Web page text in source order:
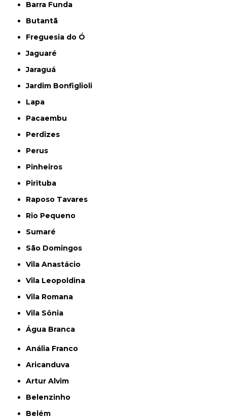
Barra Funda
Butantã
Freguesia do Ó
Jaguaré
Jaraguá
Jardim Bonfiglioli
Lapa
Pacaembu
Perdizes
Perus
Pinheiros
Pirituba
Raposo Tavares
Rio Pequeno
Sumaré
São Domingos
Vila Anastácio
Vila Leopoldina
Vila Romana
Vila Sônia
Água Branca
Anália Franco
Aricanduva
Artur Alvim
Belenzinho
Belém